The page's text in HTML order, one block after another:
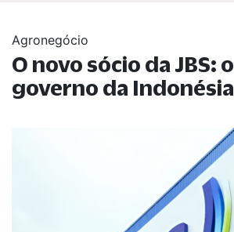
Agronegócio
O novo sócio da JBS: o
governo da Indonésia